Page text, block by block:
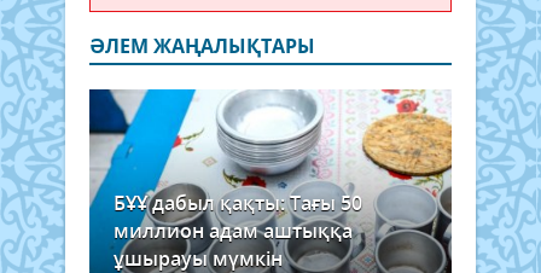
ӘЛЕМ ЖАҢАЛЫҚТАРЫ
БҰҰ дабыл қақты: Тағы 50
миллион адам аштыққа
ұшырауы мүмкін